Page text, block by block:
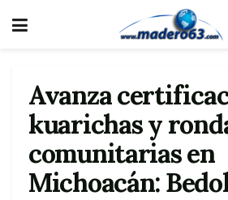
Avanza
kuarichas y
comunitarias en
Michoacán: